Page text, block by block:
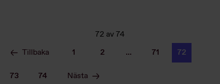
72 av74
Tillbaka
1 2 ... 71 72
73 74 Nästa